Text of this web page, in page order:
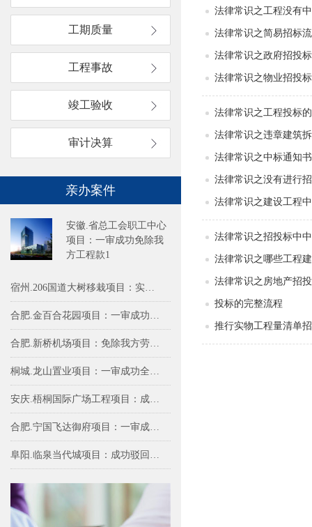
工期质量
工程事故
竣工验收
审计决算
亲办案件
安徽.省总工会职工中心
项目：一审成功免除我
方工程款1
法律常识之工程没有
法律常识之简易招标
法律常识之政府招投
法律常识之物业招投
法律常识之工程投标
法律常识之违章建筑
法律常识之中标通知
法律常识之没有进行
法律常识之建设工程
法律常识之招投标中
法律常识之哪些工程
法律常识之房地产招
投标的完整流程
推行实物工程量清单